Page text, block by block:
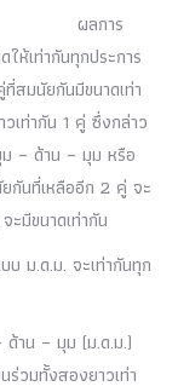
ผลการ
ห้เท่ากันทุกประการ
สมนัยกันมีขนาดเท่า
เท่ากัน 1 คู่ ซึ่งกล่าว
– ด้าน – มุม หรือ
กันที่เหลืออีก 2 คู่ จะ
มีขนาดเท่ากัน
ม.ด.ม. จะเท่ากันทุก
าน – มุม (ม.ด.ม.)
ร่วมทั้งสองยาวเท่า